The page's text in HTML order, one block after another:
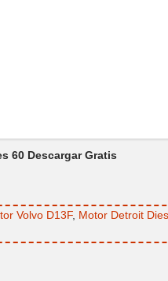
60 Descargar Gratis
Volvo D13F, Motor Detroit